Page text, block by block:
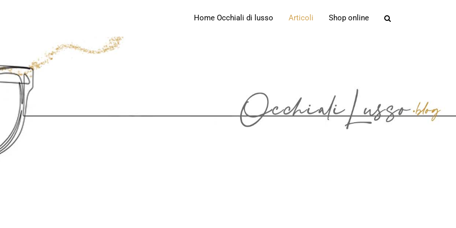
Home Occhiali di lusso Articoli Shop online